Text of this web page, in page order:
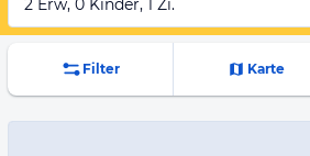
2 Erw, 0 Kinder, 1 Zi.
Filter Karte